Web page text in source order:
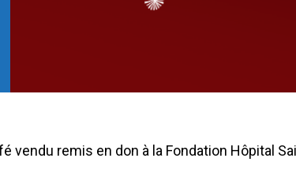
vendu remis en don à la Fondation Hôpital